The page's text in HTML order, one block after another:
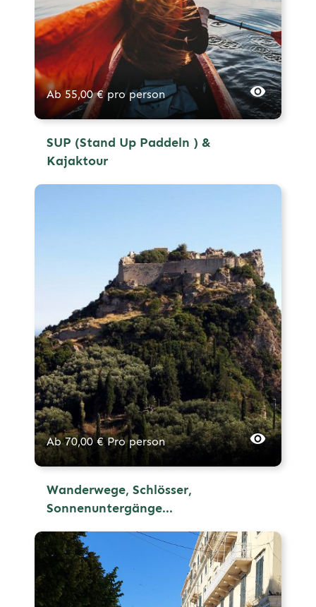
Ab 55,00 € pro person
SUP (Stand Up Paddeln ) &
Kajaktour
Ab70,00 € Pro person
Wanderwege, Schlösser,
Sonnenuntergänge...